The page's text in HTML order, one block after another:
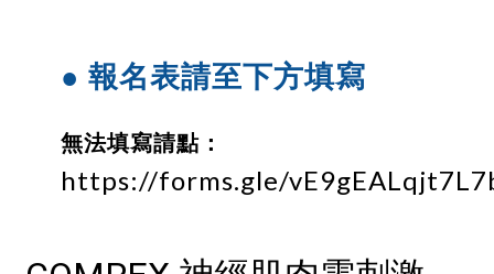
● 報名表請至下方填寫
無法填寫請點：
https://forms.gle/